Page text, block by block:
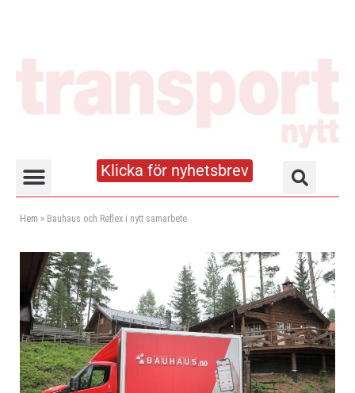
Klicka för nyhetsbrev
Hem » Bauhaus och Reflex i nytt samarbete